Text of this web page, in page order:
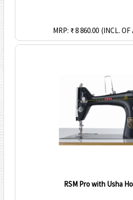
MRP: ₹ 8 860.00 (INCL. OF
RSM Pro with Usha